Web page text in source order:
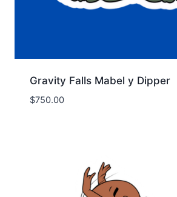
Gravity Falls Mabel y Dipper
$750.00